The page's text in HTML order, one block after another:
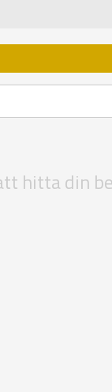
hitta din